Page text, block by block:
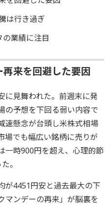
は行き過ぎ
業績に注目
来を回避した要因
に見舞われた。前週末に発
の予想を下回る弱い内容で
速懸念が台頭し米株式相場
場でも幅広い銘柄に売りが
一時900円を超え、心理的節
。
が4451円安と過去最大の下
マンデーの再来」が脳裏を